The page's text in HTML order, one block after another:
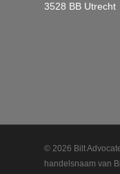
3528 BB Utrecht
© 2026 Bilt
handelsnaam van